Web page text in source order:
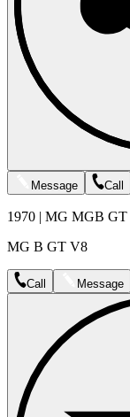
Message
Call
1970 | MG MGB GT
MG B GT V8
Call Message